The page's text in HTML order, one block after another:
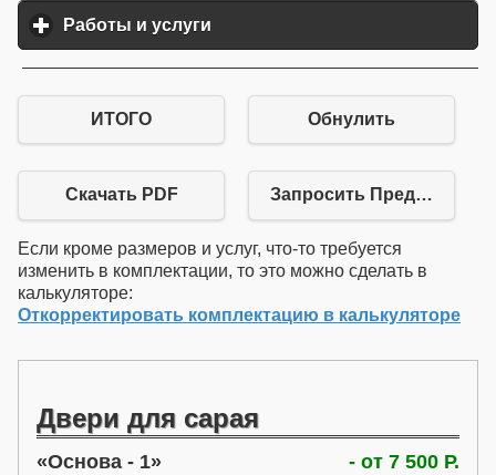
Работы и услуги
ИТОГО Обнулить
Скачать PDF Запросить
Если кроме размеров и услуг, что-то требуется
изменить в комплектации, то это можно сделать в
калькуляторе:
Откорректировать комплектацию в калькуляторе
Двери для сарая
Основа - 1 - от 7 500 Р.